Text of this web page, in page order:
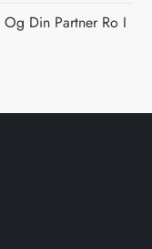
Og Din Partner Ro I